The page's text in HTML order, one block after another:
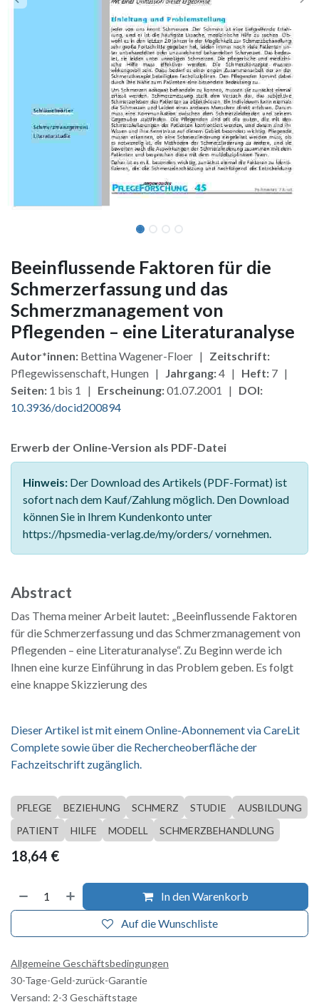
Beeinflussende Faktoren für die
Schmerzerfassung und das
Schmerzmanagement von
Pflegenden – eine Literaturanalyse
Autor*innen: Bettina Wagener-Floer | Zeitschrift:
Pflegewissenschaft, Hungen | Jahrgang:4 | Heft: 7 |
Seiten: 1 bis 1 | Erscheinung:01.07.2001 | DOI:
10.3936/docid200894
Erwerb der Online-Version als PDF-Datei
Hinweis: Der Download des Artikels (PDF-Format) ist
sofort nach dem Kauf/Zahlung möglich. Den Download
können Sie in Ihrem Kundenkonto unter
https://hpsmedia-verlag.de/my/orders/ vornehmen.
Abstract
Das Thema meiner Arbeit lautet: „Beeinflussende Faktoren
für die Schmerzerfassung und das Schmerzmanagement von
Pflegenden – eine Literaturanalyse“. Zu Beginn werde ich
Ihnen eine kurze Einführung in das Problem geben. Es folgt
eine knappe Skizzierung des
Dieser Artikel ist mit einem Online-Abonnement via CareLit
Complete sowie über die Rechercheoberfläche der
Fachzeitschrift zugänglich.
PFLEGE BEZIEHUNG SCHMERZ STUDIE
AUSBILDUNG
PATIENT
HILFE MODELL SCHMERZBEHANDLUNG
18,64 €
In den Warenkorb
Auf die Wunschliste
Allgemeine Geschäftsbedingungen
30-Tage-Geld-zurück-Garantie
Versand: 2-3 Geschäftstage